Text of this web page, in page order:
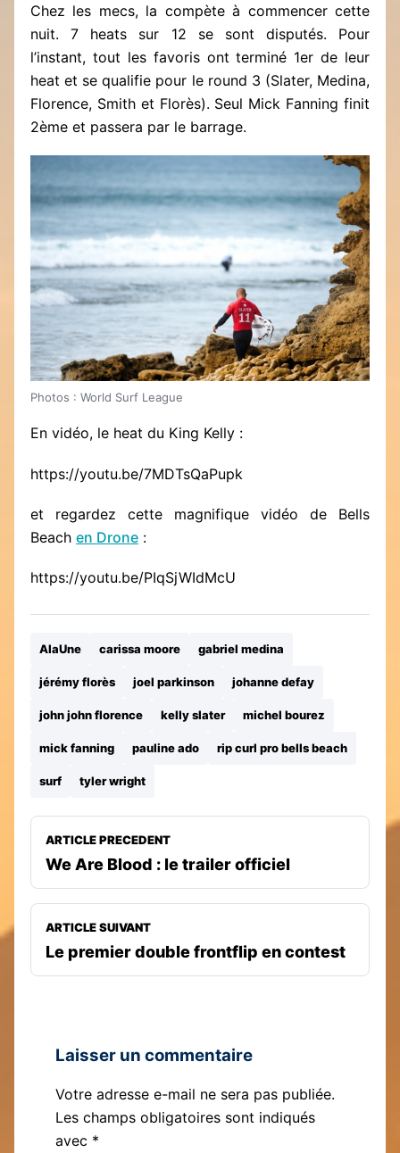
Chez les mecs, la compète à commencer cette
nuit. 7 heats sur 12 se sont disputés. Pour
l’instant, tout les favoris ont terminé 1er de leur
heat et se qualifie pour le round 3 (Slater, Medina,
Florence, Smith et Florès). Seul Mick Fanning finit
2ème et passera par le barrage.
Photos : World Surf League
En vidéo, le heat du King Kelly :
https://youtu.be/7MDTsQaPupk
et regardez cette magnifique vidéo de Bells
Beach en Drone :
https://youtu.be/PIqSjWIdMcU
AlaUne carissa moore gabriel medina
jérémy florès joel parkinson johanne defay
john john florence kelly slater michel bourez
mick fanning pauline ado rip curl pro bells beach
surf tyler wright
ARTICLE PRECEDENT
We Are Blood : le trailer officiel
ARTICLE SUIVANT
Le premier double frontflip en contest
Laisser un commentaire
Votre adresse e-mail ne sera pas publiée.
Les champs obligatoires sont indiqués
avec *